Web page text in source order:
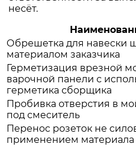
несёт.
Обрешетка для навески
материалом заказчика
Герметизация врезной
варочной панели с
герметика сборщика
Пробивка отверстия в
под смеситель
Перенос розеток не
применением материала